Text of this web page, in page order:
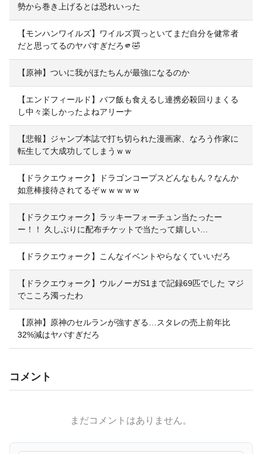
勢から巻き上げるとは恐れいった
【モンハンワイルズ】ワイルズ買っといてまだ自分を健常者
だと思ってるのヤバすぎだろ🫵🤣
【原神】ついに我がほたちんが最強になるのか
【エンドフィールド】バフ飯も食えるし連携必殺回りまくる
し中々楽しかったよねアリーナ
【悲報】ジャンプ本誌で打ち切られた漫画家、なろう作家に
転生して大成功してしまうｗｗ
【ドラクエウォーク】ドラゴンコープスどんなもん？なんか
如意棒接待されてるぞｗｗｗｗｗ
【ドラクエウォーク】ラッキーフォーチュン当たったー
ー！！ 久しぶりに配布チケットで当たって嬉しい…
【ドラクエウォーク】こんなイベントやらなくていいだろ
【ドラクエウォーク】ウルノーガS1まで記録69匹でした マジ
でこころ濁ったわ
【原神】原神のセルランが強すぎる…スタレの売上前年比
32%減はヤバすぎだろ
コメント
まだコメントはありません。